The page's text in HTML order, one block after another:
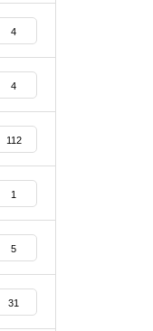
4
4
112
1
5
31